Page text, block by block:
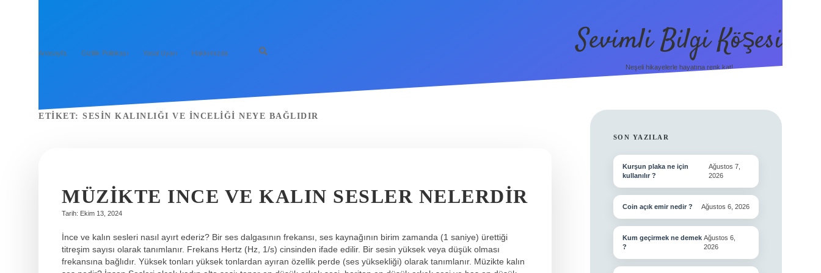
Anasayfa Gizlilik Politikası Yasal Uyarı Hakkımızda Sevimli Bilgi Köşesi
Neşeli hikayelerle hayatına renk kat!
ETIKET: SESIN KALINLIĞI VE INCELIĞI NEYE BAĞLIDIR
MÜZIKTE INCE VE KALIN SESLER NELERDIR
Tarih: Ekim 13, 2024
İnce ve kalın sesleri nasıl ayırt ederiz? Bir ses dalgasının frekansı, ses kaynağının birim zamanda (1 saniye) ürettiği
titreşim sayısı olarak tanımlanır. Frekans Hertz (Hz, 1/s) cinsinden ifade edilir. Bir sesin yüksek veya düşük olması
frekansına bağlıdır. Yüksek tonları yüksek tonlardan ayıran özellik perde (ses yüksekliği) olarak tanımlanır. Müzikte kalın
SIDEBAR
SON YAZILAR
Kurşun plaka ne için
kullanılır ?
Ağustos 7,
2026
Coin açık emir nedir ? Ağustos 6, 2026
Kum geçirmek ne demek
?
Ağustos 6,
2026